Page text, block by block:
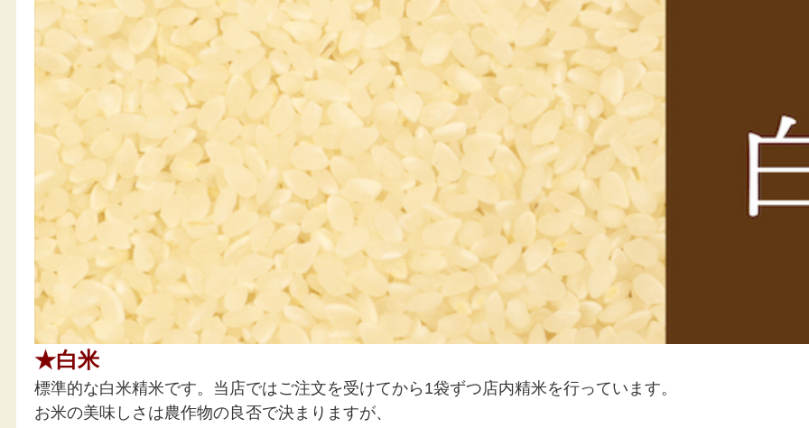
初めてのお客様はまずは「3kg」から
お試しされることをおすすめ致します★
＝＝＝＝＝＝＝＝＝＝＝＝＝＝＝＝＝＝
ーこんな方におすすめー
・数あるブランド米の原点！幻のお米を味わってみたい方
・お米そのものの独特の風味・旨味の違いを楽しみたい方
・現代のもちもちしたお米とは逆の「さっぱりしたお米」の良さを知りたい方
・さまざまな米料理を楽しみたい方
★白米
標準的な白米精米です。当店ではご注文を受けてから1袋ずつ店内精米を行っています。
お米の美味しさは農作物の良否で決まりますが、